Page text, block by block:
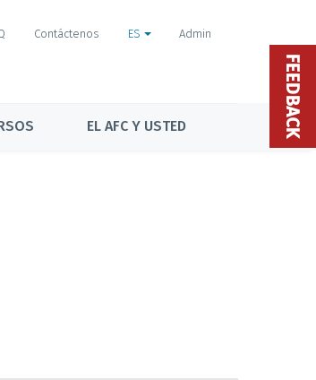
Contáctenos ES Admin
EL AFC Y USTED FEEDBACK